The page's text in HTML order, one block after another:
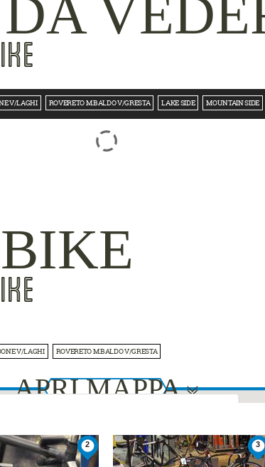
V/LAGHI ROVERETO M.BALDO V/GRESTA LAKE SIDE MOUNTAIN SIDE
V/LAGHI ROVERETO M.BALDO V/GRESTA
APRI MAPPA
page can't load Google Maps correctly.
2 3